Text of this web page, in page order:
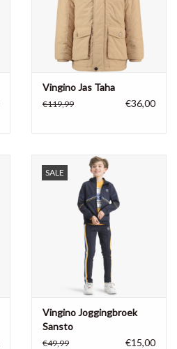
Vingino Jas Taha
€119,99 €36,00
SALE
Vingino Joggingbroek
Sansto
€49,99 €15,00